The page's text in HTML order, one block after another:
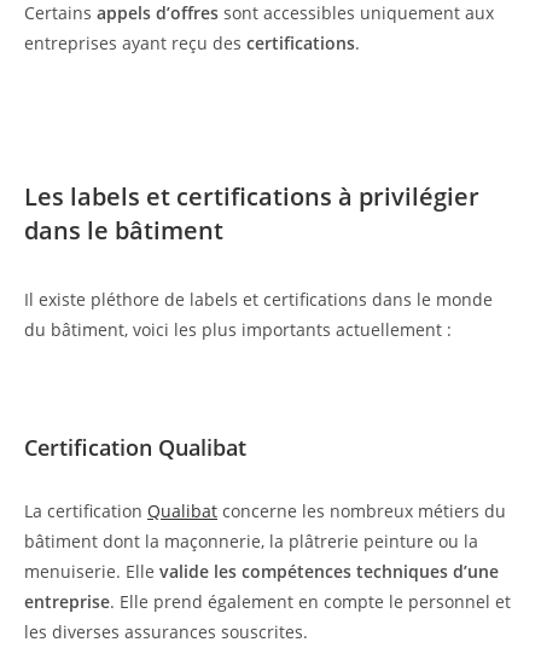
Certains appels d’offres sont accessibles uniquement aux
entreprises ayant reçu des certifications.
Les labels et certifications à privilégier
dans le bâtiment
Il existe pléthore de labels et certifications dans le monde
du bâtiment, voici les plus importants actuellement :
Certification Qualibat
La certification Qualibat concerne les nombreux métiers du
bâtiment dont la maçonnerie, la plâtrerie peinture ou la
menuiserie. Elle valide les compétences techniques d’une
entreprise. Elle prend également en compte le personnel et
les diverses assurances souscrites.